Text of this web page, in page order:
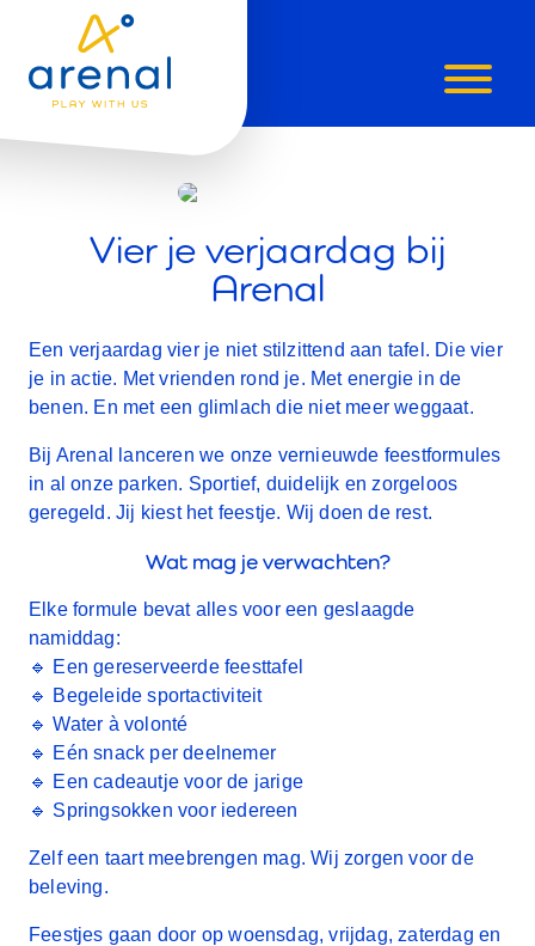
ARENAL.
DAN
TAART
ALLEEN.
Vier je verjaardag bij
Arenal
Een verjaardag vier je niet stilzittend aan tafel. Die vier
je in actie. Met vrienden rond je. Met energie in de
benen. En met een glimlach die niet meer weggaat.
Bij Arenal lanceren we onze vernieuwde feestformules
in al onze parken. Sportief, duidelijk en zorgeloos
geregeld. Jij kiest het feestje. Wij doen de rest.
Wat mag je verwachten?
Elke formule bevat alles voor een geslaagde
namiddag:
🔹 Een gereserveerde feesttafel
🔹 Begeleide sportactiviteit
🔹 Water à volonté
🔹 Eén snack per deelnemer
🔹 Een cadeautje voor de jarige
🔹 Springsokken voor iedereen
Zelf een taart meebrengen mag. Wij zorgen voor de
beleving.
Feestjes gaan door op woensdag, vrijdag, zaterdag en